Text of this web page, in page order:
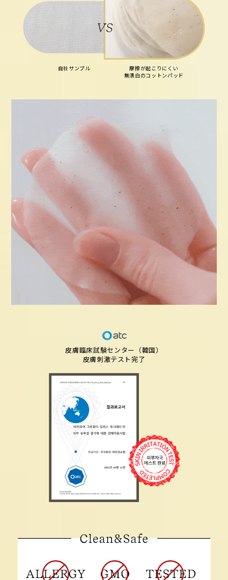
自社サンプル
摩擦が起こりにくい
無漂白のコットンパッド
皮膚臨床試験センター（韓国）
皮膚刺激テスト完了